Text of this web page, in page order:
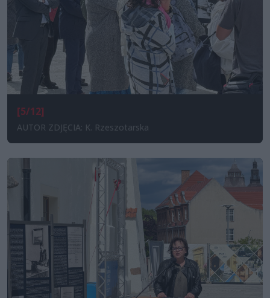
[5/12]
AUTOR ZDJĘCIA: K. Rzeszotarska